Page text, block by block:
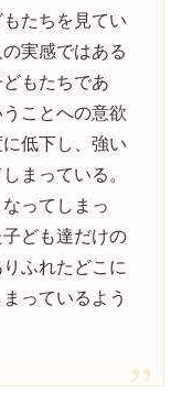
たちを見てい
実感ではある
もたちであ
ことへの意欲
低下し、強い
まっている。
ってしまっ
ども達だけの
ふれたどこに
っているよう